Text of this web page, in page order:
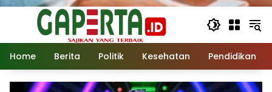
Home Berita Politik Kesehatan Pendidikan